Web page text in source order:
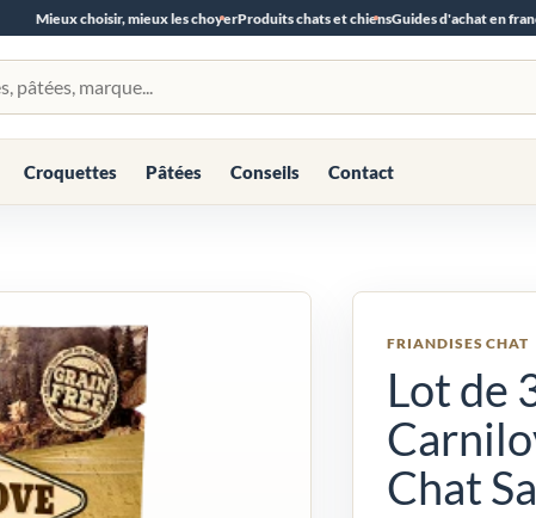
Mieux choisir, mieux les choyerProduits chats et chiensGuides d'achat en
Croquettes Pâtées Conseils Contact
FRIANDISES CHAT
Lot de
Chat